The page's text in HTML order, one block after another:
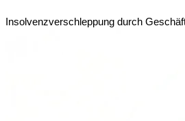
Insolvenzverschleppung durch